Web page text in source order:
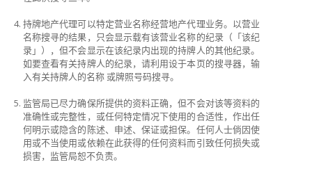
持牌地产代理可以特定营业名称经营地产代理业务。以营业
名称搜寻的结果，只会显示载有该营业名称的纪录（「该纪
录」），但不会显示在该纪录内出现的持牌人的其他纪录。
如要查看有关持牌人的纪录，请利用设于本页的搜寻器，输
入有关持牌人的名称 或牌照号码搜寻。
监管局已尽力确保所提供的资料正确，但不会对该等资料的
准确性或完整性，或任何特定情况下使用的合适性，作出任
何明示或隐含的陈述、申述、保证或担保。任何人士倘因使
用或不当使用或依赖在此获得的任何资料而引致任何损失或
损害，监管局恕不负责。